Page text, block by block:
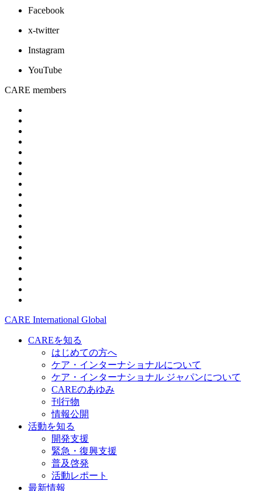
Facebook
x-twitter
Instagram
YouTube
CARE members
CARE International Global
CAREを知る
はじめての方へ
ケア・インターナショナルについて
ケア・インターナショナル ジャパンについて
CAREのあゆみ
刊行物
情報公開
活動を知る
開発支援
緊急・復興支援
普及啓発
活動レポート
最新情報